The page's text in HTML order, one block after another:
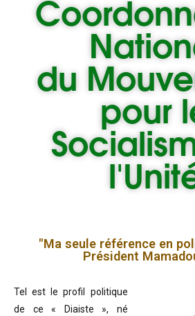
du
pour
"Ma seule référence en
Président
Tel est le profil politique
de ce « Diaiste », né